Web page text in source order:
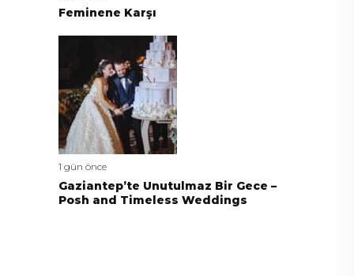
Feminene Karşı
1 gün önce
Gaziantep’te Unutulmaz Bir Gece –
Posh and Timeless Weddings